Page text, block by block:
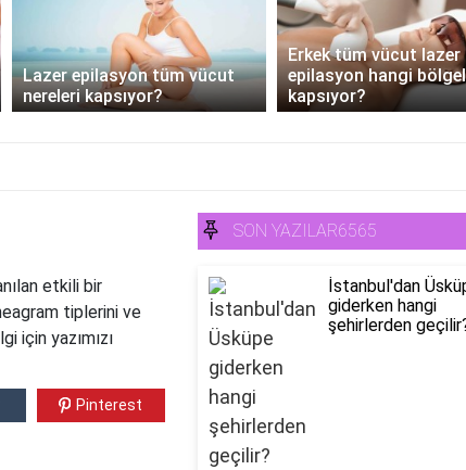
Lazer epilasyon tüm vücut
nereleri kapsıyor?
Erkek tüm vücut lazer
epilasyon hangi
kapsıyor?
etkili bir
tiplerini ve
için yazımızı
Pinterest
SON YAZILAR6565
İstanbul'dan
giderken hangi
şehirlerden